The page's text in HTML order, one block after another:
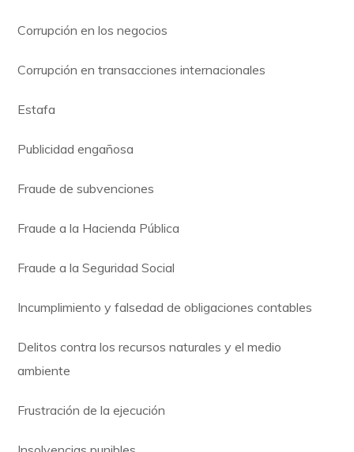
Corrupción en los negocios
Corrupción en transacciones internacionales
Estafa
Publicidad engañosa
Fraude de subvenciones
Fraude a la Hacienda Pública
Fraude a la Seguridad Social
Incumplimiento y falsedad de obligaciones contables
Delitos contra los recursos naturales y el medio
ambiente
Frustración de la ejecución